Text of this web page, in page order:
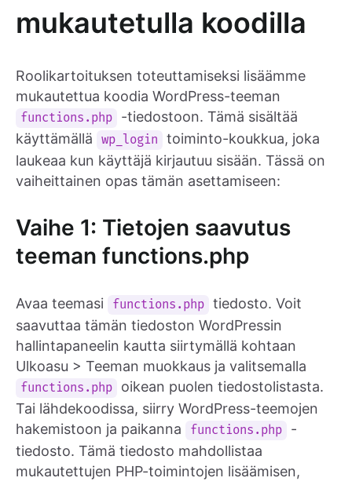
mukautetulla koodilla
Roolikartoituksen toteuttamiseksi lisäämme
mukautettua koodia WordPress-teeman
functions.php
-tiedostoon. Tämä sisältää
käyttämällä
wp_login
toiminto-koukkua, joka
laukeaa kun käyttäjä kirjautuu sisään. Tässä on
vaiheittainen opas tämän asettamiseen:
Vaihe 1: Tietojen saavutus
teeman functions.php
Avaa teemasi functions.php tiedosto. Voit
saavuttaa tämän tiedoston WordPressin
hallintapaneelin kautta siirtymällä kohtaan
Ulkoasu > Teeman muokkaus ja valitsemalla
functions.php
oikean puolen tiedostolistasta.
Tai lähdekoodissa, siirry WordPress-teemojen
hakemistoon ja paikanna
functions.php
-
tiedosto. Tämä tiedosto mahdollistaa
mukautettujen PHP-toimintojen lisäämisen,